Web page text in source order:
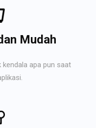
Mudah
apa pun saat